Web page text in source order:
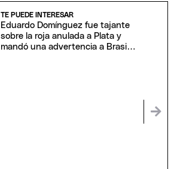
TE PUEDE INTERESAR
Eduardo Domínguez fue tajante
sobre la roja anulada a Plata y
mandó una advertencia a Brasil: